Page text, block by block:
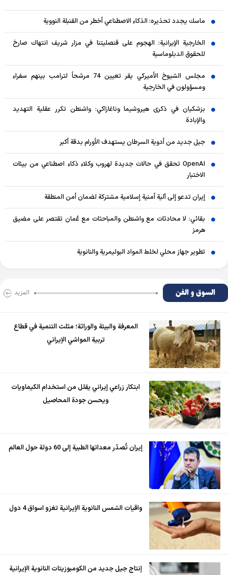
ماسك يجدد تحذيره: الذكاء الاصطناعي أخطر من القنبلة النووية
الخارجية الإيرانية: الهجوم على قنصليتنا في مزار شريف انتهاك صارخ
للحقوق الدبلوماسية
مجلس الشيوخ الأميركي يقر تعيين 74 مرشحاً لترامب بينهم سفراء
ومسؤولون في الخارجية
بزشكيان في ذكرى هيروشيما وناغازاكي: واشنطن تكرر عقلية التهديد
والإبادة
جيل جديد من أدوية السرطان يستهدف الأورام بدقة أكبر
OpenAI تحقق في حالات جديدة لهروب وكلاء ذكاء اصطناعي من بيئات
الاختبار
إيران تدعو إلى آلية أمنية إسلامية مشتركة لضمان أمن المنطقة
بقائي: لا محادثات مع واشنطن والمباحثات مع عُمان تقتصر على مضيق
هرمز
تطوير جهاز محلي لخلط المواد البوليمرية والنانوية
السوق و الفن المزید
المعرفة والبيئة والوراثة؛ مثلث التنمية في قطاع
تربية المواشي الإيراني
ابتكار زراعي إيراني يقلل من استخدام الكيماويات
ويحسن جودة المحاصيل
إيران تُصدّر معداتها الطبية إلى 60 دولة حول العالم
واقيات الشمس النانوية الإيرانية تغزو اسواق 4 دول
إنتاج جيل جديد من الكومبوزيتات النانوية الإيرانية